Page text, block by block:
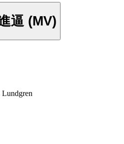
逼 (MV)
Lundgren